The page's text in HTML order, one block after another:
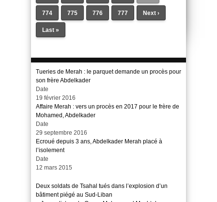
774 775 776 777 Next ›
Last »
Tueries de Merah : le parquet demande un procès pour
son frère Abdelkader
Date
19 février 2016
Affaire Merah : vers un procès en 2017 pour le frère de
Mohamed, Abdelkader
Date
29 septembre 2016
Ecroué depuis 3 ans, Abdelkader Merah placé à
l’isolement
Date
12 mars 2015
Deux soldats de Tsahal tués dans l’explosion d’un
bâtiment piégé au Sud-Liban